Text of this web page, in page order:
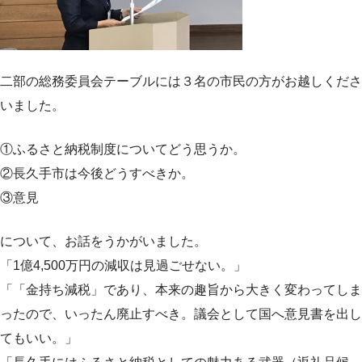
二部の総務委員会テーブルには３名の市民の方がお越しくださ
いました。
①ふるさと納税制度についてどう思うか。
②長久手市は今後どうすべきか。
③意見
について、お話をうかがいました。
「1億4,500万円の減収は見過ごせない。」
「「金持ち減税」であり、本来の趣旨から大きく変わってしま
ったので、いったん廃止すべき。議会として国へ意見書を出し
てもいい。」